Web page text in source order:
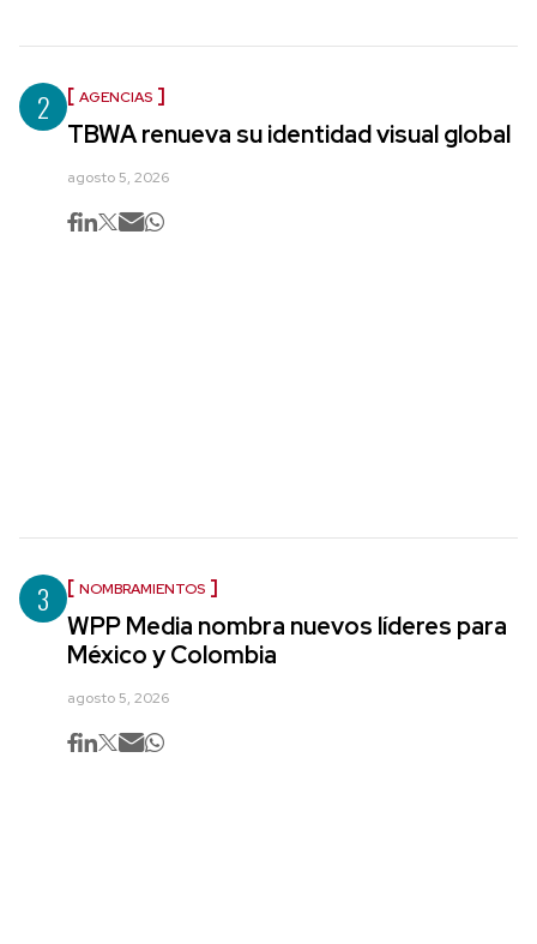
2 AGENCIAS
TBWA renueva su identidad visual global
agosto 5, 2026
3 NOMBRAMIENTOS
WPP Media nombra nuevos líderes para
México y Colombia
agosto 5, 2026